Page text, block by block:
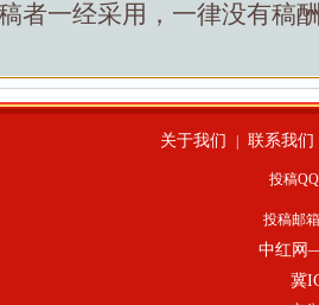
者一经采用，一律没有稿
关于我们 联系我们
投稿
投稿邮
中红网
冀